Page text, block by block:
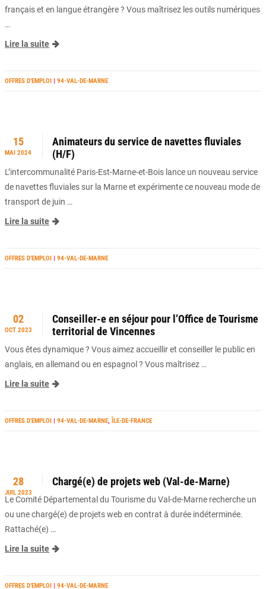
français et en langue étrangère ? Vous maîtrisez les outils numériques
…
Lire la suite
OFFRES D’EMPLOI | 94-VAL-DE-MARNE
15
MAI 2024
Animateurs du service de navettes fluviales
(H/F)
L’intercommunalité Paris-Est-Marne-et-Bois lance un nouveau service
de navettes fluviales sur la Marne et expérimente ce nouveau mode de
transport de juin …
Lire la suite
OFFRES D’EMPLOI | 94-VAL-DE-MARNE
02
OCT 2023
Conseiller-e en séjour pour l’Office de Tourisme
territorial de Vincennes
Vous êtes dynamique ? Vous aimez accueillir et conseiller le public en
anglais, en allemand ou en espagnol ? Vous maîtrisez …
Lire la suite
OFFRES D’EMPLOI | 94-VAL-DE-MARNE, ÎLE-DE-FRANCE
28
JUIL 2023
Chargé(e) de projets web (Val-de-Marne)
Le Comité Départemental du Tourisme du Val-de-Marne recherche un
ou une chargé(e) de projets web en contrat à durée indéterminée.
Rattaché(e) …
Lire la suite
OFFRES D’EMPLOI | 94-VAL-DE-MARNE